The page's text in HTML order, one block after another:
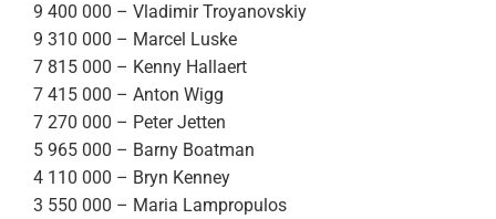
9 400 000 – Vladimir Troyanovskiy
9 310 000 – Marcel Luske
7 815 000 – Kenny Hallaert
7 415 000 – Anton Wigg
7 270 000 – Peter Jetten
5 965 000 – Barny Boatman
4 110 000 – Bryn Kenney
3 550 000 – Maria Lampropulos